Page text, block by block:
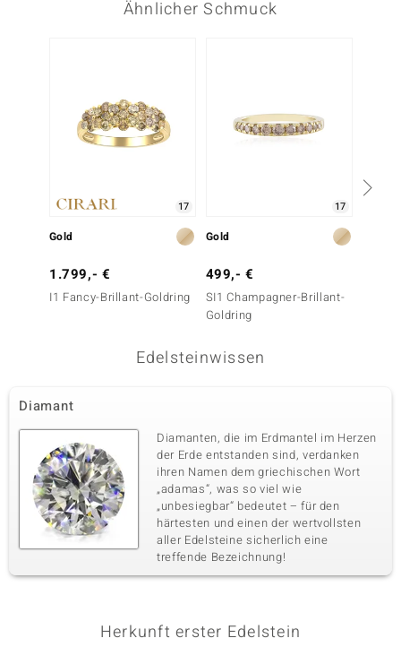
Ähnlicher Schmuck
17
Gold
1.799,- €
I1 Fancy-Brillant-Goldring
17
Gold
499,- €
SI1 Champagner-Brillant-
Goldring
Edelsteinwissen
Diamant
Diamanten, die im Erdmantel im Herzen
der Erde entstanden sind, verdanken
ihren Namen dem griechischen Wort
„adamas“, was so viel wie
„unbesiegbar“ bedeutet – für den
härtesten und einen der wertvollsten
aller Edelsteine sicherlich eine
treffende Bezeichnung!
Herkunft erster Edelstein